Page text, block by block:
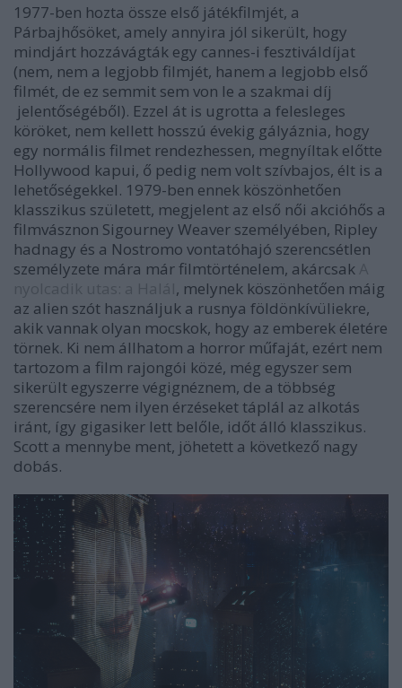
1977-ben hozta össze első játékfilmjét, a
Párbajhősöket, amely annyira jól sikerült, hogy
mindjárt hozzávágták egy cannes-i fesztiváldíjat
(nem, nem a legjobb filmjét, hanem a legjobb első
filmét, de ez semmit sem von le a szakmai díj
jelentőségéből). Ezzel át is ugrotta a felesleges
köröket, nem kellett hosszú évekig gályáznia, hogy
egy normális filmet rendezhessen, megnyíltak előtte
Hollywood kapui, ő pedig nem volt szívbajos, élt is a
lehetőségekkel. 1979-ben ennek köszönhetően
klasszikus született, megjelent az első női akcióhős a
filmvásznon Sigourney Weaver személyében, Ripley
hadnagy és a Nostromo vontatóhajó szerencsétlen
személyzete mára már filmtörténelem, akárcsak
, melynek köszönhetően máig
az alien szót használjuk a rusnya földönkívüliekre,
akik vannak olyan mocskok, hogy az emberek életére
törnek. Ki nem állhatom a horror műfaját, ezért nem
tartozom a film rajongói közé, még egyszer sem
sikerült egyszerre végignéznem, de a többség
szerencsére nem ilyen érzéseket táplál az alkotás
iránt, így gigasiker lett belőle, időt álló klasszikus.
Scott a mennybe ment, jöhetett a következő nagy
dobás.